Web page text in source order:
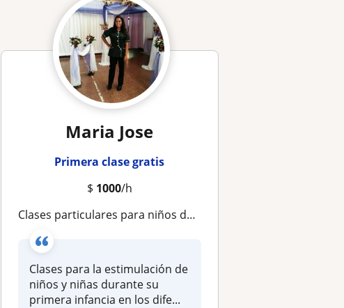
Maria Jose
Primera clase gratis
$ 1000/h
Clases particulares para niños desde los 3 años hasta los 8
Clases para la estimulación de
niños y niñas durante su
primera infancia en los dife...